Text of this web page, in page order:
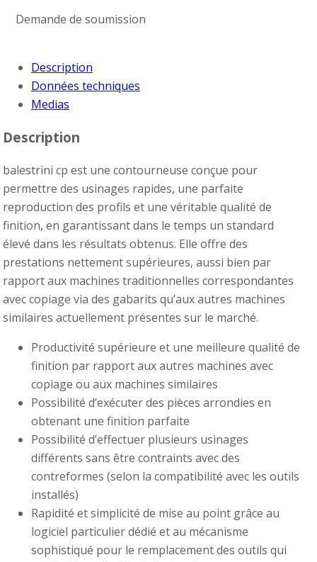
Demande de soumission
Description
Données techniques
Medias
Description
balestrini cp est une contourneuse conçue pour
permettre des usinages rapides, une parfaite
reproduction des profils et une véritable qualité de
finition, en garantissant dans le temps un standard
élevé dans les résultats obtenus. Elle offre des
prestations nettement supérieures, aussi bien par
rapport aux machines traditionnelles correspondantes
avec copiage via des gabarits qu’aux autres machines
similaires actuellement présentes sur le marché.
Productivité supérieure et une meilleure qualité de
finition par rapport aux autres machines avec
copiage ou aux machines similaires
Possibilité d’exécuter des pièces arrondies en
obtenant une finition parfaite
Possibilité d’effectuer plusieurs usinages
différents sans être contraints avec des
contreformes (selon la compatibilité avec les outils
installés)
Rapidité et simplicité de mise au point grâce au
logiciel particulier dédié et au mécanisme
sophistiqué pour le remplacement des outils qui